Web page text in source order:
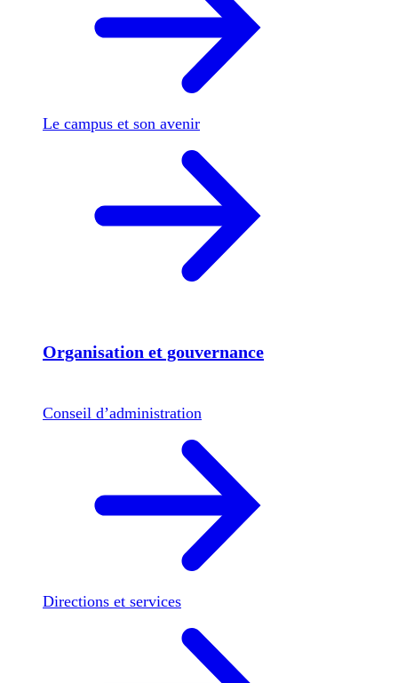
Le campus et son avenir
Organisation et gouvernance
Conseil d’administration
Directions et services